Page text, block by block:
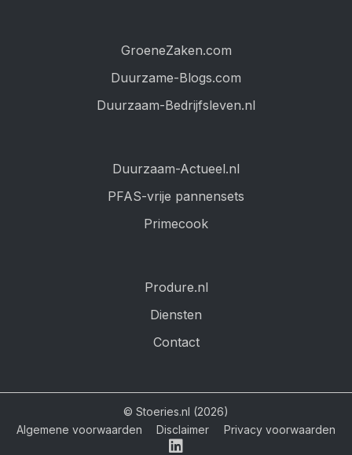
GroeneZaken.com
Duurzame-Blogs.com
Duurzaam-Bedrijfsleven.nl
Duurzaam-Actueel.nl
PFAS-vrije pannensets
Primecook
Produre.nl
Diensten
Contact
© Stoeries.nl (2026)
Algemene voorwaarden
Disclaimer Privacy voorwaarden